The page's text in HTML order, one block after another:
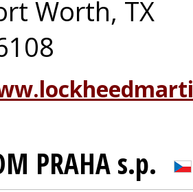
Worth, TX
PRAHA s.p.